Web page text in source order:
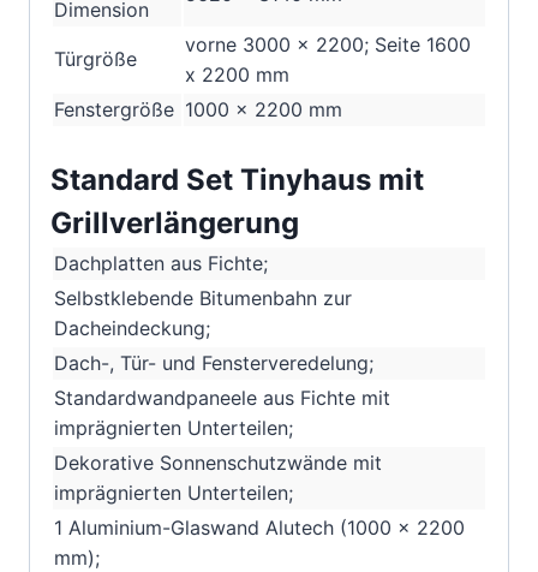
Dimension
Türgröße
vorne 3000 x 2200; Seite 1600
x 2200 mm
Fenstergröße 1000 x 2200 mm
Standard Set Tinyhaus mit
Grillverlängerung
Dachplatten aus Fichte;
Selbstklebende Bitumenbahn zur
Dacheindeckung;
Dach-, Tür- und Fensterveredelung;
Standardwandpaneele aus Fichte mit
imprägnierten Unterteilen;
Dekorative Sonnenschutzwände mit
imprägnierten Unterteilen;
1 Aluminium-Glaswand Alutech (1000 x 2200
mm);